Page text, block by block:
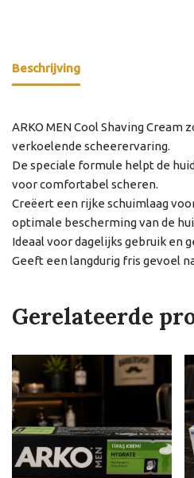
Beschrijving
ARKO MEN Cool Shaving Cream
verkoelende scheerervaring.
De speciale formule helpt de
voor comfortabel scheren.
Creëert een rijke schuimlaag
optimale bescherming van de
Ideaal voor dagelijks gebruik en
Geeft een langdurig fris gevoel
Gerelateerde